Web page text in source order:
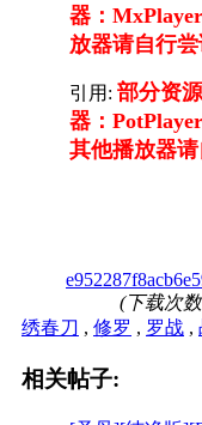
器：
放器请自行尝
引用: 部分资
器：
其他播放器请
(下载次
绣春刀 , 修罗 , 罗战 ,
相关帖子: